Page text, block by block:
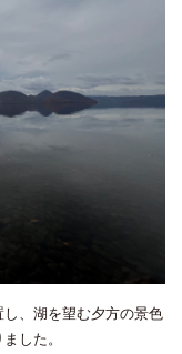
、湖を望む夕方の景色
した。